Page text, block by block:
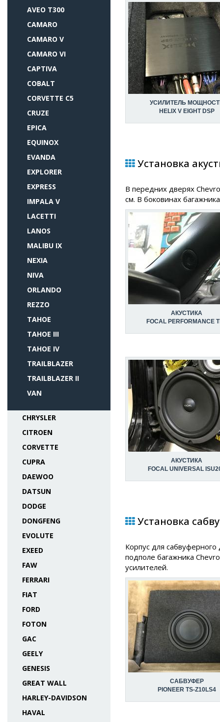
AVEO T300
CAMARO
CAMARO V
CAMARO VI
CAPTIVA
COBALT
CORVETTE C5
CRUZE
EPICA
EQUINOX
EVANDA
EXPLORER
EXPRESS
IMPALA V
LACETTI
LANOS
MALIBU IX
NEXIA
NIVA
ORLANDO
REZZO
TAHOE
TAHOE III
TAHOE IV
TRAILBLAZER
TRAILBLAZER II
VAN
CHRYSLER
CITROEN
CORVETTE
CUPRA
DAEWOO
DATSUN
DODGE
DONGFENG
EVOLUTE
EXEED
FAW
FERRARI
FIAT
FORD
FOTON
GAC
GEELY
GENESIS
GREAT WALL
HARLEY-DAVIDSON
HAVAL
УСИЛИТЕЛЬ
HELIX V EIGHT DSP
Установка
В передних дверях
см. В боковинах
АКУСТИКА
FOCAL PERFORMANCE
АКУСТИКА
FOCAL UNIVERSAL
Установка
Корпус для
подполе багажника
усилителей.
САБВУФЕР
PIONEER TS-Z10LS4